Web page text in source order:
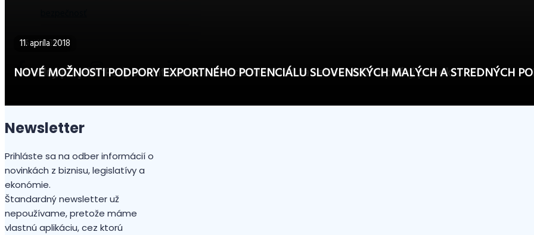
26. júla 2018
Národný projekt "Podpora internacionalizácie MSP" má za sebou ďalší úspešný polrok
11. apríla 2018
NOVÉ MOŽNOSTI PODPORY EXPORTNÉHO POTENCIÁLU SLOVENSKÝCH MALÝCH A STREDNÝCH
Newsletter
Prihláste sa na odber informácií o
novinkách z biznisu, legislatívy a
ekonómie.
Štandardný newsletter už
nepoužívame, pretože máme
vlastnú aplikáciu, cez ktorú